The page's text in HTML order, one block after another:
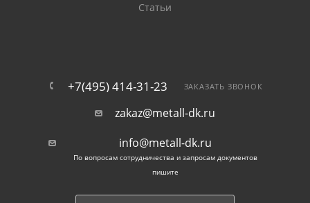
Статьи
+7(495) 414-31-23 ЗАКАЗАТЬ ЗВОНОК
zakaz@metall-dk.ru
info@metall-dk.ru
По вопросам сотрудничества и запросам документов
пишите